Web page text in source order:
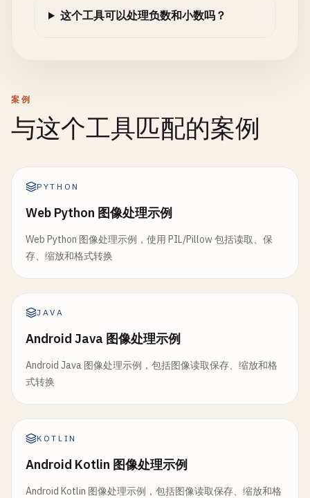
这个工具可以处理负数和小数吗？
案例
与这个工具匹配的案例
PYTHON
Web Python 图像处理示例
Web Python 图像处理示例，使用 PIL/Pillow 包括读取、保
存、缩放和格式转换
JAVA
Android Java 图像处理示例
Android Java 图像处理示例，包括图像读取保存、缩放和格
式转换
KOTLIN
Android Kotlin 图像处理示例
Android Kotlin 图像处理示例，包括图像读取保存、缩放和格